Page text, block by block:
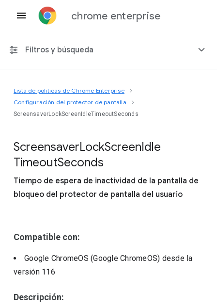
chrome enterprise
Filtros y búsqueda
Cualquier plataforma
Chrome 151
Lista de políticas de Chrome Enterprise
Configuración del protector de pantalla
ScreensaverLockScreenIdleTimeoutSeconds
ScreensaverLockScreenIdle
TimeoutSeconds
Tiempo de espera de inactividad de la pantalla de
bloqueo del protector de pantalla del usuario
Compatible con:
Google ChromeOS (Google ChromeOS) desde la
versión 116
Descripción: